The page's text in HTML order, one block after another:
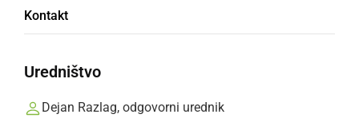
Kontakt
Uredništvo
Dejan Razlag, odgovorni urednik